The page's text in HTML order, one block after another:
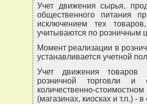
Учет движения сырья,
общественного питания
исключением тех
учитываются по розничным
Момент реализации в
устанавливается учетной
Учет движения товаров
розничной торговли и
количественно-
(магазинах, киосках и т.п.) -